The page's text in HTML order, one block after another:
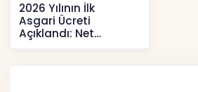
2026 Yılının İlk
Asgari Ücreti
Açıklandı: Net
52.738 TL, Ek Destek